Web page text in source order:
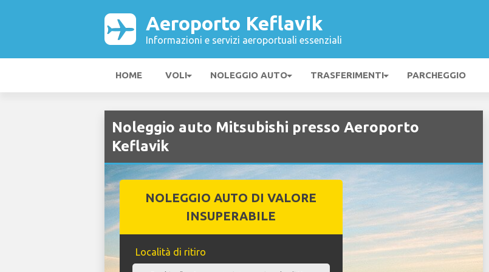
Aeroporto Keflavik
Informazioni e servizi aeroportuali essenziali
HOME VOLI NOLEGGIO AUTO TRASFERIMENTI PARCHEGGIO
Noleggio auto Mitsubishi presso Aeroporto
Keflavik
NOLEGGIO AUTO DI VALORE
INSUPERABILE
Località di ritiro